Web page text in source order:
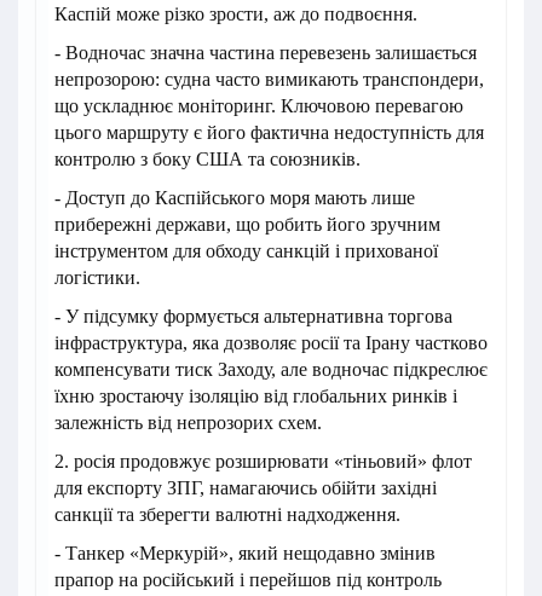
Каспій може різко зрости, аж до подвоєння.
- Водночас значна частина перевезень залишається
непрозорою: судна часто вимикають транспондери,
що ускладнює моніторинг. Ключовою перевагою
цього маршруту є його фактична недоступність для
контролю з боку США та союзників.
- Доступ до Каспійського моря мають лише
прибережні держави, що робить його зручним
інструментом для обходу санкцій і прихованої
логістики.
- У підсумку формується альтернативна торгова
інфраструктура, яка дозволяє росії та Ірану частково
компенсувати тиск Заходу, але водночас підкреслює
їхню зростаючу ізоляцію від глобальних ринків і
залежність від непрозорих схем.
2. росія продовжує розширювати «тіньовий» флот
для експорту ЗПГ, намагаючись обійти західні
санкції та зберегти валютні надходження.
- Танкер «Меркурій», який нещодавно змінив
прапор на російський і перейшов під контроль